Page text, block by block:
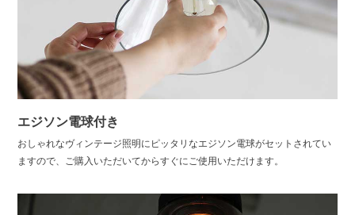
エジソン電球付き
おしゃれなヴィンテージ照明にピッタリなエジソン電球がセットされてい
ますので、ご購入いただいてからすぐにご使用いただけます。